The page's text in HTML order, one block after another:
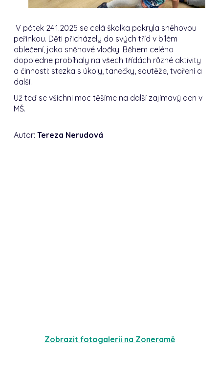
V pátek 24.1.2025 se celá školka pokryla sněhovou
peřinkou. Děti přicházely do svých tříd v bílém
oblečení, jako sněhové vločky. Během celého
dopoledne probíhaly na všech třídách různé aktivity
a činnosti: stezka s úkoly, tanečky, soutěže, tvoření a
další.
Už teď se všichni moc těšíme na další zajímavý den v
MŠ.
Autor:Tereza Nerudová
Zobrazit fotogalerii na Zoneramě